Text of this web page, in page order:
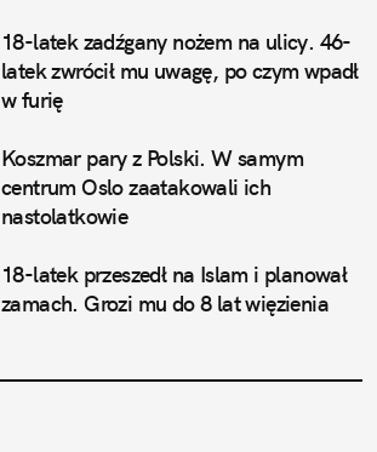
18-latek zadźgany nożem na ulicy. 46-
latek zwrócił mu uwagę, po czym wpadł
w furię
Koszmar pary z Polski. W samym
centrum Oslo zaatakowali ich
nastolatkowie
18-latek przeszedł na Islam i planował
zamach. Grozi mu do 8 lat więzienia